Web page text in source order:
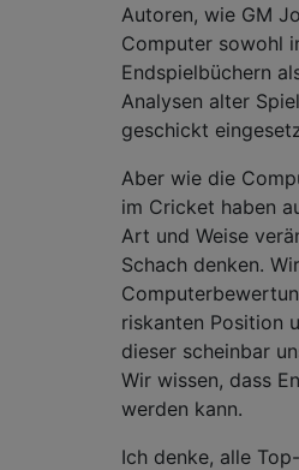
Autoren, wie GM
Computer sowohl
Endspielbüchern
Analysen alter
geschickt
Aber wie die
im Cricket haben
Art und Weise
Schach denken.
riskanten Position
dieser scheinbar
Wir wissen, dass
werden kann.
Ich denke, alle